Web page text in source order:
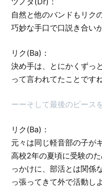
自然と他のバンドもリク
巧妙な手口で口説き合い
リク(Ba)：
決め手は、とにかくずっ
って言われてたことですね
ーーそして最後のピース
リク(Ba)：
元々は同じ軽音部の子が
高校2年の夏頃に受験の
っかけに、部活とは関係
っ張ってきて外で活動し